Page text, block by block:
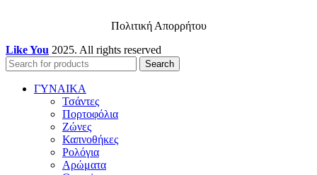
Πολιτική Απορρήτου
Like You 2025. All rights reserved
Search
ΓΥΝΑΙΚΑ
Τσάντες
Πορτοφόλια
Ζώνες
Καπνοθήκες
Ρολόγια
Αρώματα